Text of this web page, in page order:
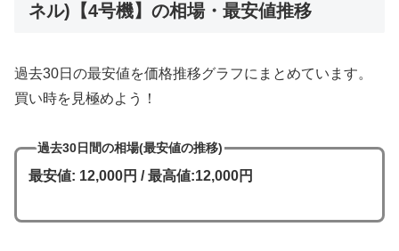
ネル)【4号機】の相場・最安値推移
過去30日の最安値を価格推移グラフにまとめています。
買い時を見極めよう！
過去30日間の相場(最安値の推移)
最安値: 12,000円 / 最高値:12,000円